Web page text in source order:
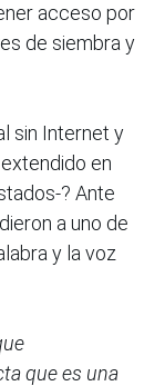
acceso por
de siembra y
sin Internet y
en
? Ante
a uno de
y la voz
que es una